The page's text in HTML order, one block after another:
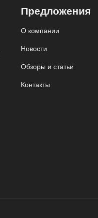
Предложения
О компании
Новости
Обзоры и статьи
Контакты